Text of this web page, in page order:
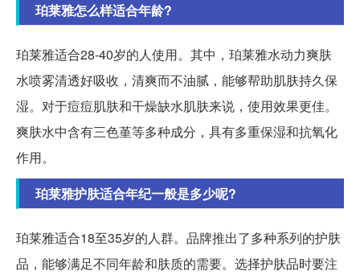
珀莱雅怎么样适合年龄?
珀莱雅适合28-40岁的人使用。其中，珀莱雅水动力爽肤
水喷雾清透好吸收，清爽而不油腻，能够帮助肌肤持久保
湿。对于痘痘肌肤和干燥缺水肌肤来说，使用效果更佳。
爽肤水中含有三色堇等多种成分，具有多重保湿和抗氧化
作用。
珀莱雅护肤适合年纪一般是多少呢?
珀莱雅适合18至35岁的人群。品牌推出了多种系列的护肤
品，能够满足不同年龄和肤质的需要。选择护肤品时要注